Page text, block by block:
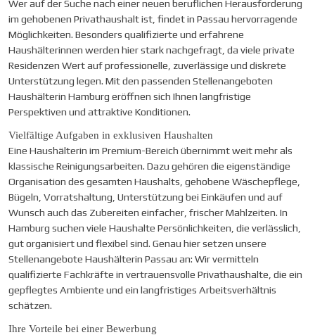
Wer auf der Suche nach einer neuen beruflichen Herausforderung
im gehobenen Privathaushalt ist, findet in Passau hervorragende
Möglichkeiten. Besonders qualifizierte und erfahrene
Haushälterinnen werden hier stark nachgefragt, da viele private
Residenzen Wert auf professionelle, zuverlässige und diskrete
Unterstützung legen. Mit den passenden Stellenangeboten
Haushälterin Hamburg eröffnen sich Ihnen langfristige
Perspektiven und attraktive Konditionen.
Vielfältige Aufgaben in exklusiven Haushalten
Eine Haushälterin im Premium-Bereich übernimmt weit mehr als
klassische Reinigungsarbeiten. Dazu gehören die eigenständige
Organisation des gesamten Haushalts, gehobene Wäschepflege,
Bügeln, Vorratshaltung, Unterstützung bei Einkäufen und auf
Wunsch auch das Zubereiten einfacher, frischer Mahlzeiten. In
Hamburg suchen viele Haushalte Persönlichkeiten, die verlässlich,
gut organisiert und flexibel sind. Genau hier setzen unsere
Stellenangebote Haushälterin Passau an: Wir vermitteln
qualifizierte Fachkräfte in vertrauensvolle Privathaushalte, die ein
gepflegtes Ambiente und ein langfristiges Arbeitsverhältnis
schätzen.
Ihre Vorteile bei einer Bewerbung